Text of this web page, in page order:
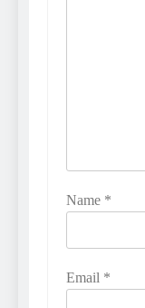
Name *
Email *